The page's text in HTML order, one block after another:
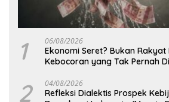
1 06/08/2026
Ekonomi Seret? Bukan
Kebocoran yang Tak Pernah
2 04/08/2026
Refleksi Dialektis Prospek